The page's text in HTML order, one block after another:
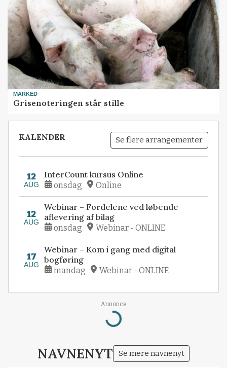
MARKED
Grisenoteringen står stille
KALENDER Se flere arrangementer
12
AUG
InterCount kursus Online
onsdag Online
12
AUG
Webinar – Fordelene ved løbende
aflevering af bilag
onsdag Webinar - ONLINE
17
AUG
Webinar – Kom i gang med digital
bogføring
mandag Webinar - ONLINE
Annonce
Loading...
NAVNENYT Se mere navnenyt